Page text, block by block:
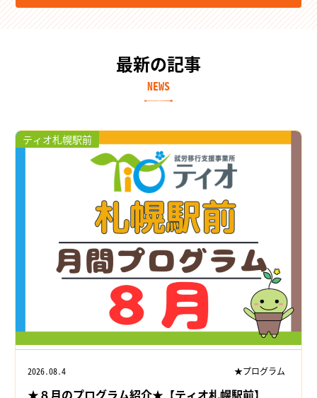
最新の記事
NEWS
ティオ札幌駅前
2026.08.4 ★プログラム
★８月のプログラム紹介★【ティオ札幌駅前】